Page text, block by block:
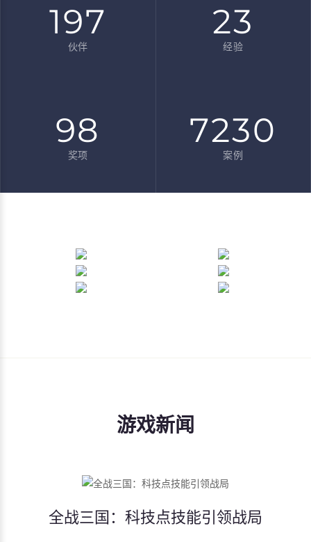
197
伙伴
23
经验
98
奖项
7230
案例
游戏新闻
全战三国：科技点技能引领战局